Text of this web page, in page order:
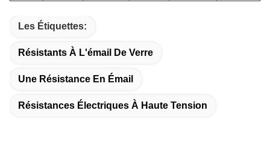
Les Étiquettes:
Résistants À L'émail De Verre
Une Résistance En Émail
Résistances Électriques À Haute Tension